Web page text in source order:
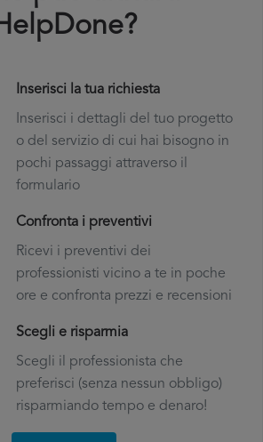
Inserisci la tua richiesta
Inserisci i dettagli del tuo progetto
o del servizio di cui hai bisogno in
pochi passaggi attraverso il
formulario
Confronta i preventivi
Ricevi i preventivi dei
professionisti vicino a te in poche
ore e confronta prezzi e recensioni
Scegli e risparmia
Scegli il professionista che
preferisci (senza nessun obbligo)
risparmiando tempo e denaro!